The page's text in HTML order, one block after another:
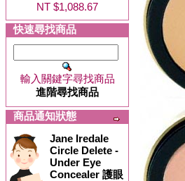
NT $1,088.67
快速尋找商品
輸入關鍵字尋找商品
進階尋找商品
商品通知狀態
Jane Iredale
Circle Delete -
Under Eye
Concealer 護眼